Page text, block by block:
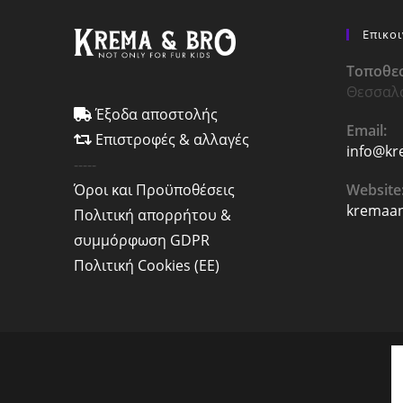
Έξοδα αποστολής
Επιστροφές & αλλαγές
-----
Όροι και Προϋποθέσεις
Πολιτική απορρήτου &
συμμόρφωση GDPR
Πολιτική Cookies (ΕΕ)
Email: